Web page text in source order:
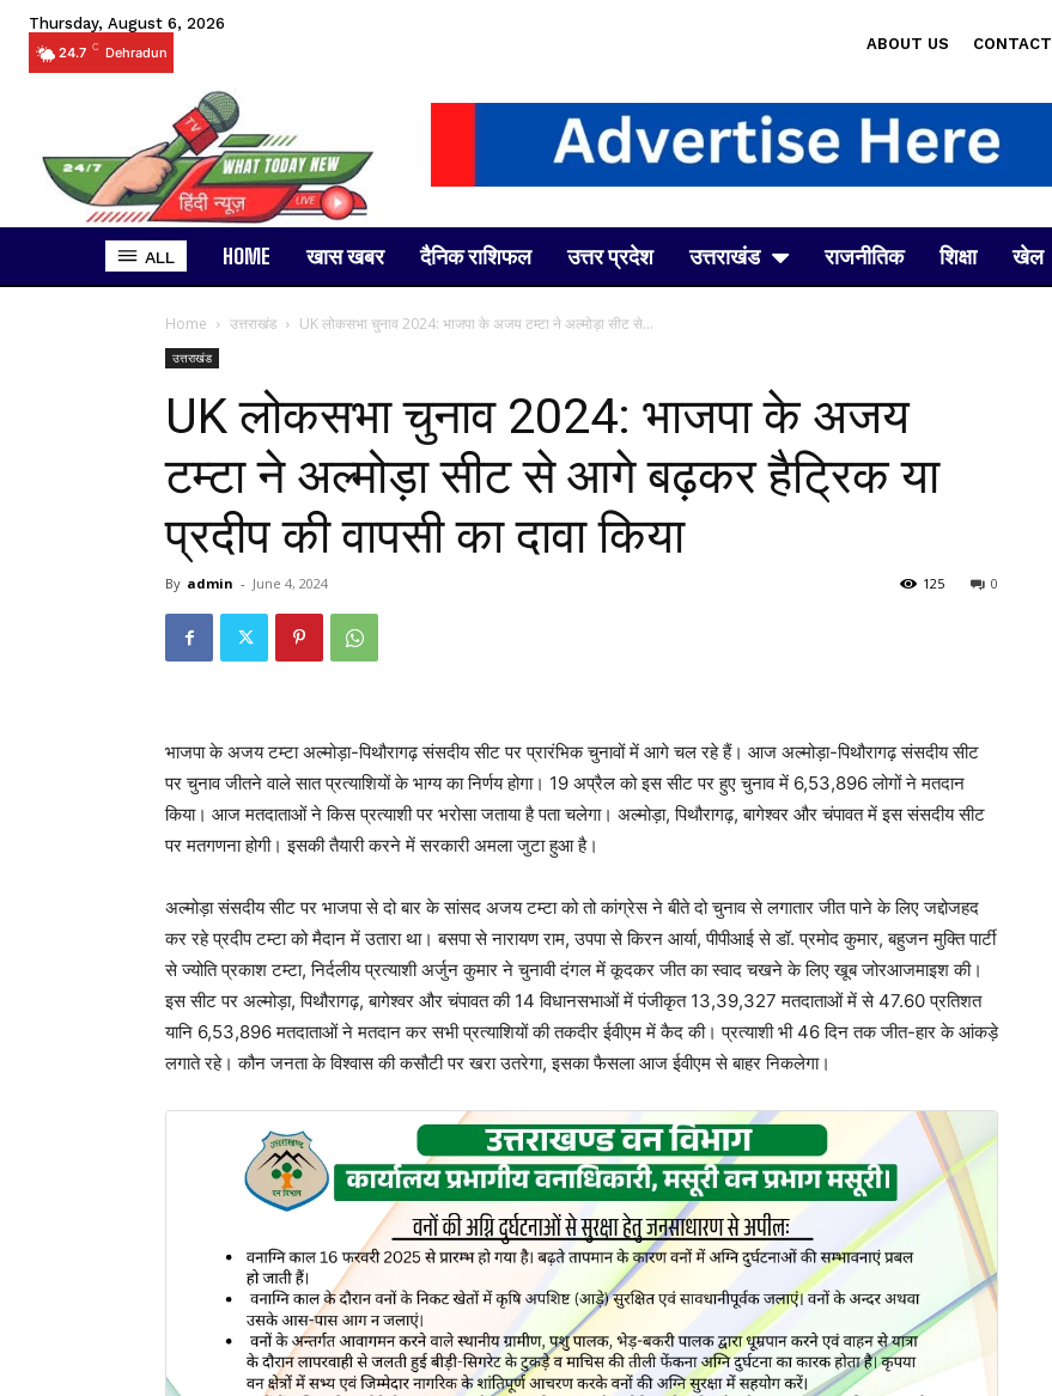
Thursday, August 6, 2026
24.7 C Dehradun ABOUT US CONTACT
ALL HOME खास खबर दैनिक राशिफल उत्तर प्रदेश उत्तराखंड राजनीतिक शिक्षा खेल
Home उत्तराखंड UK लोकसभा चुनाव 2024: भाजपा के अजय टम्टा ने अल्मोड़ा सीट से...
उत्तराखंड
UK लोकसभा चुनाव 2024: भाजपा के अजय
टम्टा ने अल्मोड़ा सीट से आगे बढ़कर हैट्रिक या
प्रदीप की वापसी का दावा किया
By admin - June 4, 2024 0
125
भाजपा के अजय टम्टा अल्मोड़ा-पिथौरागढ़ संसदीय सीट पर प्रारंभिक चुनावों में आगे चल रहे हैं। आज अल्मोड़ा-पिथौरागढ़ संसदीय सीट
पर चुनाव जीतने वाले सात प्रत्याशियों के भाग्य का निर्णय होगा। 19 अप्रैल को इस सीट पर हुए चुनाव में 6,53,896 लोगों ने मतदान
किया। आज मतदाताओं ने किस प्रत्याशी पर भरोसा जताया है पता चलेगा। अल्मोड़ा, पिथौरागढ़, बागेश्वर और चंपावत में इस संसदीय सीट
पर मतगणना होगी। इसकी तैयारी करने में सरकारी अमला जुटा हुआ है।
अल्मोड़ा संसदीय सीट पर भाजपा से दो बार के सांसद अजय टम्टा को तो कांग्रेस ने बीते दो चुनाव से लगातार जीत पाने के लिए जद्दोजहद
कर रहे प्रदीप टम्टा को मैदान में उतारा था। बसपा से नारायण राम, उपपा से किरन आर्या, पीपीआई से डॉ. प्रमोद कुमार, बहुजन मुक्ति पार्टी
से ज्योति प्रकाश टम्टा, निर्दलीय प्रत्याशी अर्जुन कुमार ने चुनावी दंगल में कूदकर जीत का स्वाद चखने के लिए खूब जोरआजमाइश की।
इस सीट पर अल्मोड़ा, पिथौरागढ़, बागेश्वर और चंपावत की 14 विधानसभाओं में पंजीकृत 13,39,327 मतदाताओं में से 47.60 प्रतिशत
यानि 6,53,896 मतदाताओं ने मतदान कर सभी प्रत्याशियों की तकदीर ईवीएम में कैद की। प्रत्याशी भी 46 दिन तक जीत-हार के आंकड़े
लगाते रहे। कौन जनता के विश्वास की कसौटी पर खरा उतरेगा, इसका फैसला आज ईवीएम से बाहर निकलेगा।